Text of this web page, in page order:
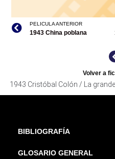
PELICULA ANTERIOR
1943 China poblana
Volver a
1943 Cristóbal Colón / La
BIBLIOGRAFÍA
GLOSARIO GENERAL